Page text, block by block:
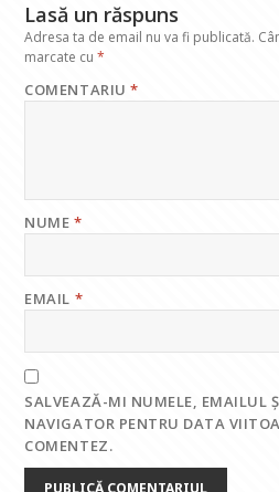
Lasă un răspuns
Adresa ta de email nu va fi publicată.
marcate cu*
COMENTARIU*
NUME*
EMAIL *
SALVEAZĂ-MI NUMELE, EMAILUL
NAVIGATOR PENTRU DATA
COMENTEZ.